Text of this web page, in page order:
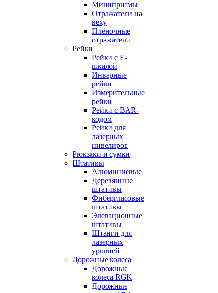
Минипризмы
Отражатели на
веху
Плёночные
отражатели
Рейки
Рейки с E-
шкалой
Инварные
рейки
Измерительные
рейки
Рейки с BAR-
кодом
Рейки для
лазерных
нивелиров
Рюкзаки и сумки
Штативы
Алюминиевые
Деревянные
штативы
Фибергласовые
штативы
Элевационные
штативы
Штанги для
лазерных
уровней
Дорожные колеса
Дорожные
колеса RGK
Дорожные